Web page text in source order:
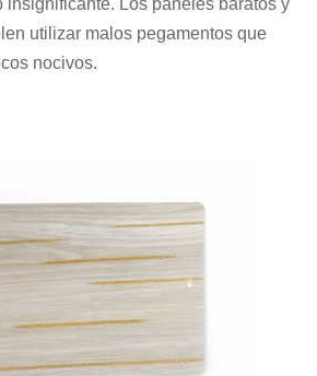
insignificante. Los paneles baratos y
utilizar malos pegamentos que
nocivos.